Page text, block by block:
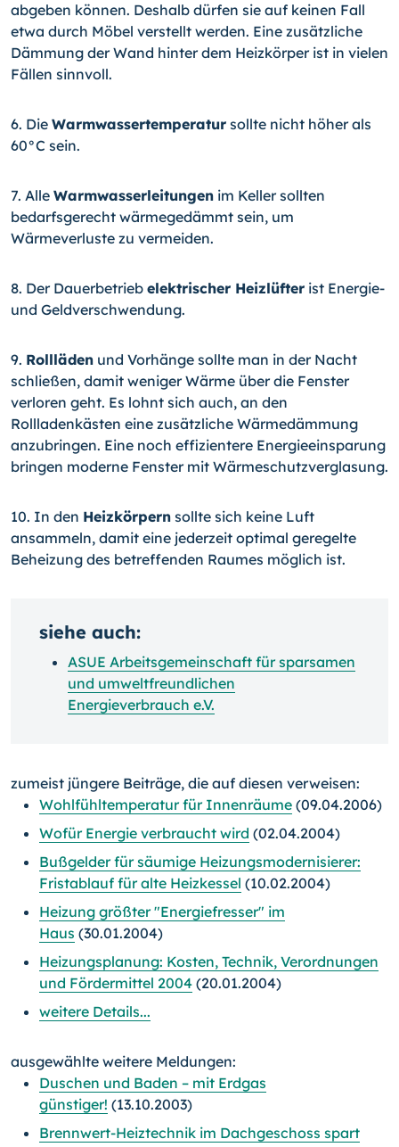
abgeben können. Deshalb dürfen sie auf keinen Fall
etwa durch Möbel verstellt werden. Eine zusätzliche
Dämmung der Wand hinter dem Heizkörper ist in vielen
Fällen sinnvoll.
6. Die Warmwassertemperatur sollte nicht höher als
60°C sein.
7. Alle Warmwasserleitungen im Keller sollten
bedarfsgerecht wärmegedämmt sein, um
Wärmeverluste zu vermeiden.
8. Der Dauerbetrieb elektrischer Heizlüfter ist Energie-
und Geldverschwendung.
9. Rollläden und Vorhänge sollte man in der Nacht
schließen, damit weniger Wärme über die Fenster
verloren geht. Es lohnt sich auch, an den
Rollladenkästen eine zusätzliche Wärmedämmung
anzubringen. Eine noch effizientere Energieeinsparung
bringen moderne Fenster mit Wärmeschutzverglasung.
10. In den Heizkörpern sollte sich keine Luft
ansammeln, damit eine jederzeit optimal geregelte
Beheizung des betreffenden Raumes möglich ist.
siehe auch:
ASUE Arbeitsgemeinschaft für sparsamen
und umweltfreundlichen
Energieverbrauch e.V.
zumeist jüngere Beiträge, die auf diesen verweisen:
Wohlfühltemperatur für Innenräume (09.04.2006)
Wofür Energie verbraucht wird (02.04.2004)
Bußgelder für säumige Heizungsmodernisierer:
Fristablauf für alte Heizkessel (10.02.2004)
Heizung größter "Energiefresser" im
Haus (30.01.2004)
Heizungsplanung: Kosten, Technik, Verordnungen
und Fördermittel 2004 (20.01.2004)
weitere Details...
ausgewählte weitere Meldungen:
Duschen und Baden – mit Erdgas
günstiger! (13.10.2003)
Brennwert-Heiztechnik im Dachgeschoss spart